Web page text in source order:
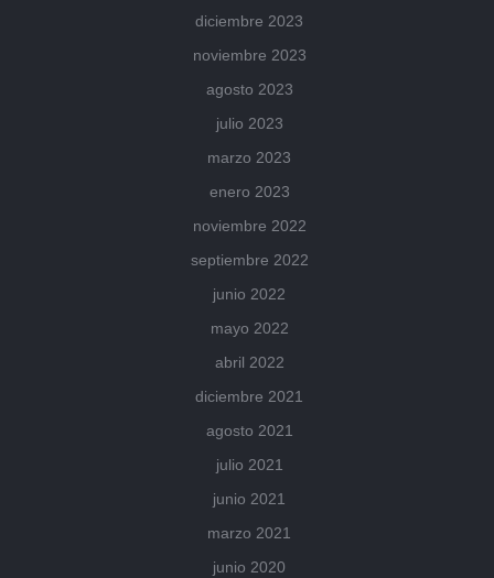
diciembre 2023
noviembre 2023
agosto 2023
julio 2023
marzo 2023
enero 2023
noviembre 2022
septiembre 2022
junio 2022
mayo 2022
abril 2022
diciembre 2021
agosto 2021
julio 2021
junio 2021
marzo 2021
junio 2020